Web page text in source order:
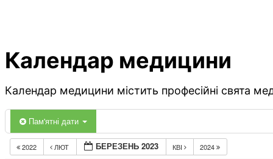
Календар медицини
Календар медицини містить професійні свята
Пам'ятні дати
2022 ЛЮТ БЕРЕЗЕНЬ 2023 КВІ 2024